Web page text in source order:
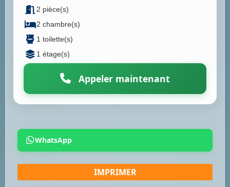
2 pièce(s)
2 chambre(s)
1 toilette(s)
1 étage(s)
Appeler maintenant
WhatsApp